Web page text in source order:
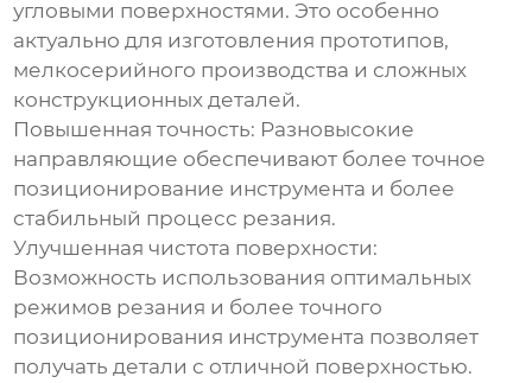
угловыми поверхностями. Это особенно
актуально для изготовления прототипов,
мелкосерийного производства и сложных
конструкционных деталей.
Повышенная точность: Разновысокие
направляющие обеспечивают более точное
позиционирование инструмента и более
стабильный процесс резания.
Улучшенная чистота поверхности:
Возможность использования оптимальных
режимов резания и более точного
позиционирования инструмента позволяет
получать детали с отличной поверхностью.